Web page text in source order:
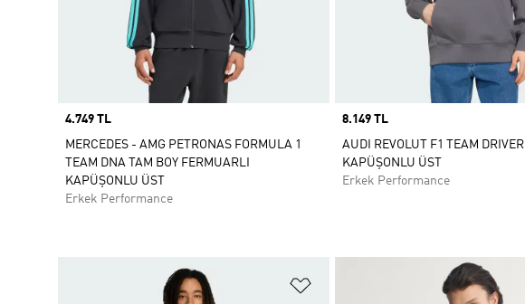
Price
4.749 TL
MERCEDES - AMG PETRONAS FORMULA 1
TEAM DNA TAM BOY FERMUARLI
KAPÜŞONLU ÜST
Erkek Performance
Price
8.149 TL
AUDI REVOLUT F1 TEAM DRIVER
KAPÜŞONLU ÜST
Erkek Performance
Favori Listesine Ekle